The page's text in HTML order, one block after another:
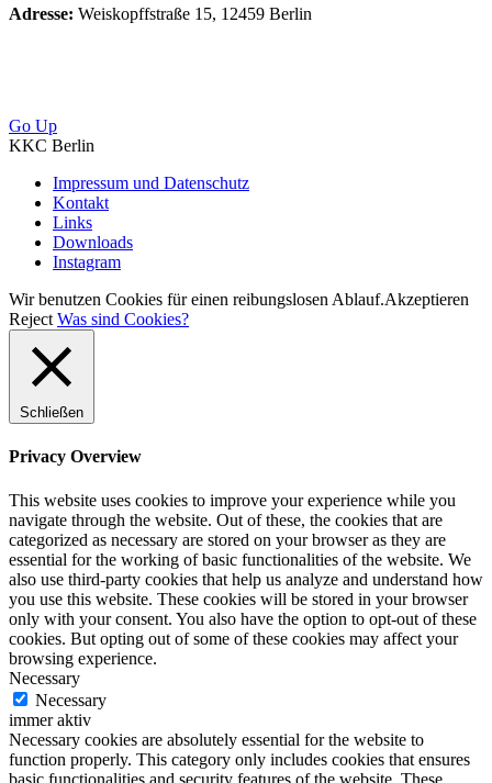
Adresse: Weiskopffstraße 15, 12459 Berlin
Go Up
KKC Berlin
Impressum und Datenschutz
Kontakt
Links
Downloads
Instagram
Wir benutzen Cookies für einen reibungslosen Ablauf.Akzeptieren
Reject Was sind Cookies?
Schließen
Privacy Overview
This website uses cookies to improve your experience while you
navigate through the website. Out of these, the cookies that are
categorized as necessary are stored on your browser as they are
essential for the working of basic functionalities of the website. We
also use third-party cookies that help us analyze and understand how
you use this website. These cookies will be stored in your browser
only with your consent. You also have the option to opt-out of these
cookies. But opting out of some of these cookies may affect your
browsing experience.
Necessary
Necessary
immer aktiv
Necessary cookies are absolutely essential for the website to
function properly. This category only includes cookies that ensures
basic functionalities and security features of the website. These